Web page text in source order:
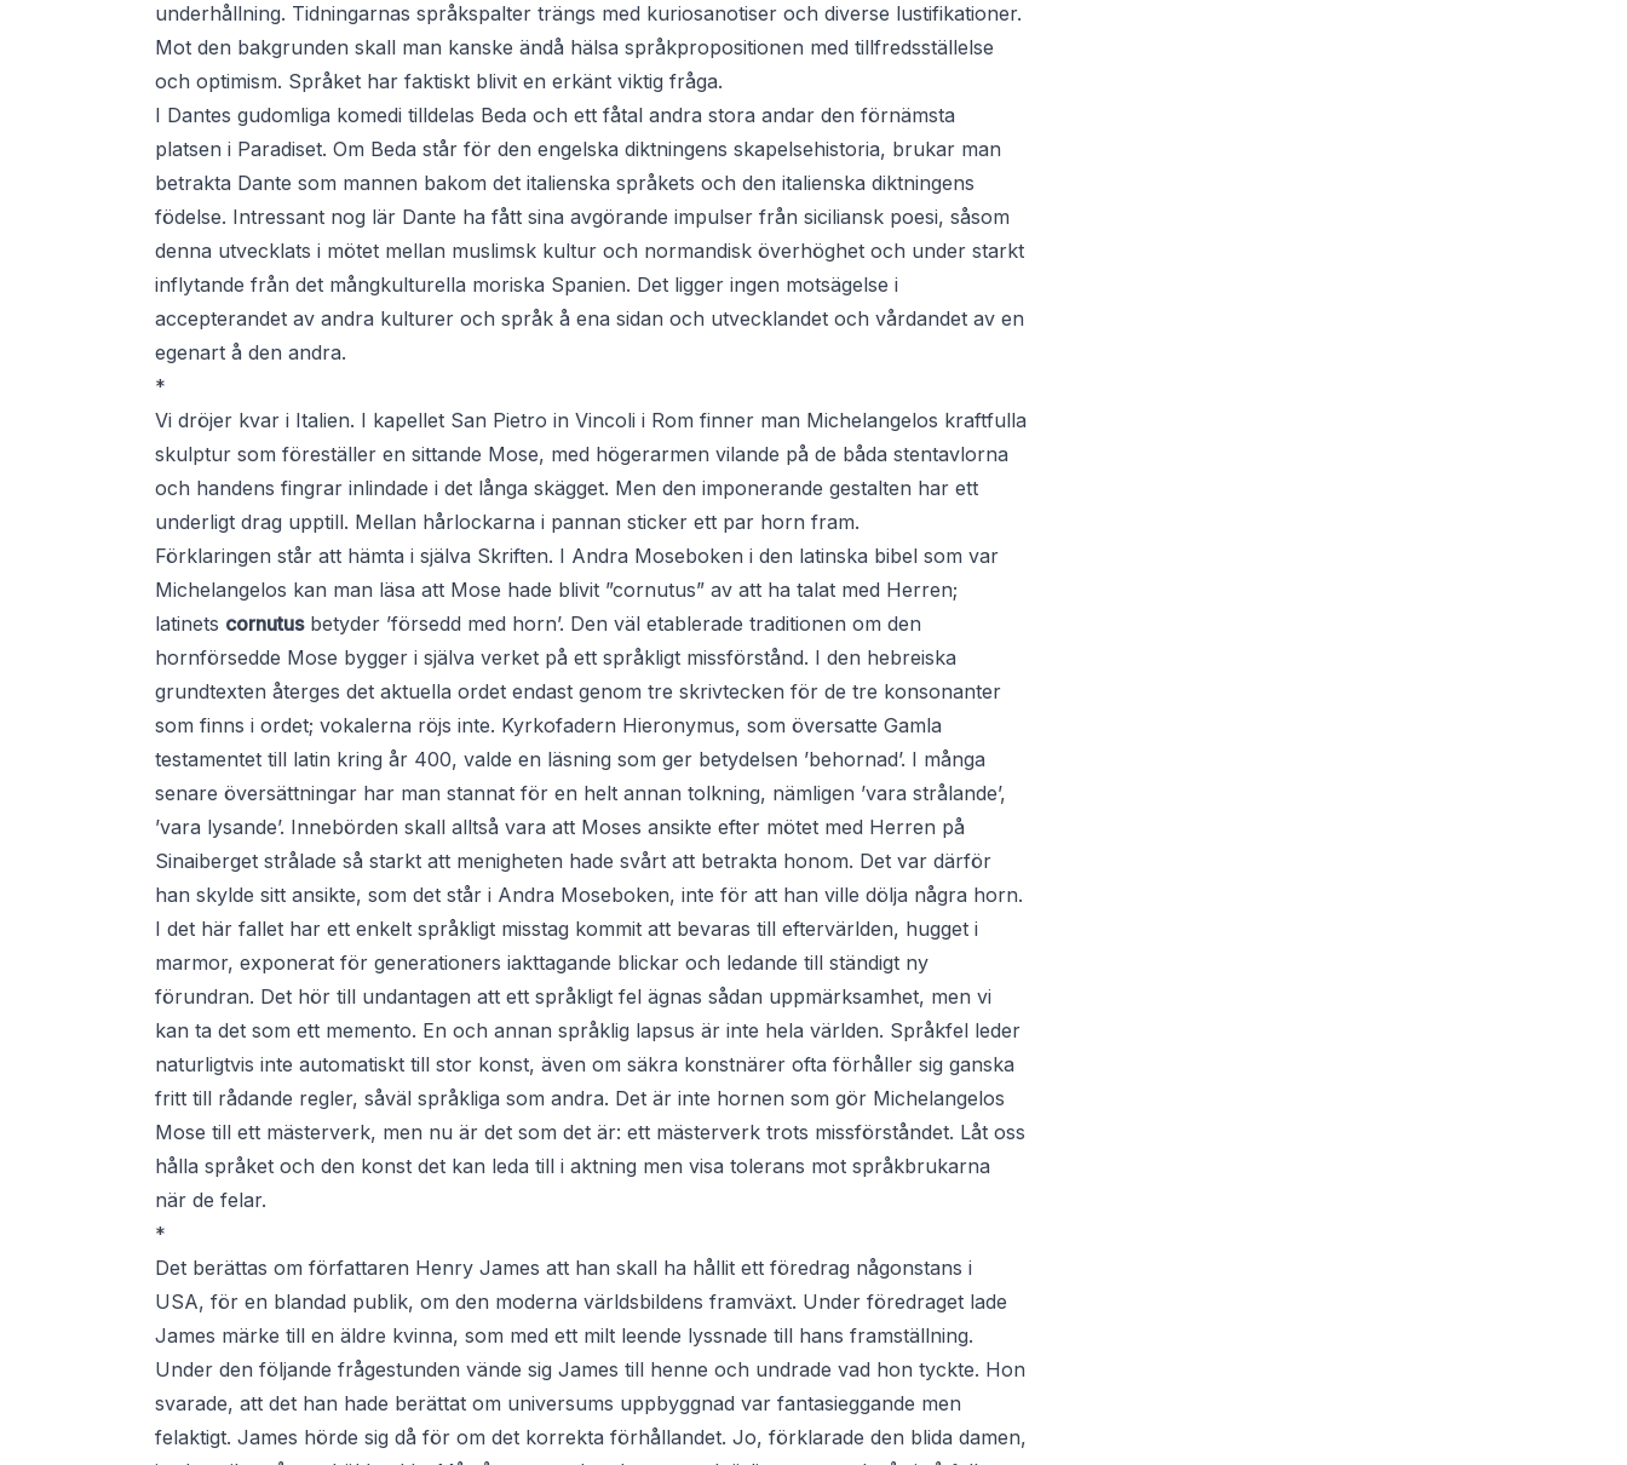
underhållning. Tidningarnas språkspalter trängs med kuriosanotiser och diverse lustifikationer.
Mot den bakgrunden skall man kanske ändå hälsa språkpropositionen med tillfredsställelse
och optimism. Språket har faktiskt blivit en erkänt viktig fråga.
I Dantes gudomliga komedi tilldelas Beda och ett fåtal andra stora andar den förnämsta
platsen i Paradiset. Om Beda står för den engelska diktningens skapelsehistoria, brukar man
betrakta Dante som mannen bakom det italienska språkets och den italienska diktningens
födelse. Intressant nog lär Dante ha fått sina avgörande impulser från siciliansk poesi, såsom
denna utvecklats i mötet mellan muslimsk kultur och normandisk överhöghet och under starkt
inflytande från det mångkulturella moriska Spanien. Det ligger ingen motsägelse i
accepterandet av andra kulturer och språk å ena sidan och utvecklandet och vårdandet av en
egenart å den andra.
*
Vi dröjer kvar i Italien. I kapellet San Pietro in Vincoli i Rom finner man Michelangelos kraftfulla
skulptur som föreställer en sittande Mose, med högerarmen vilande på de båda stentavlorna
och handens fingrar inlindade i det långa skägget. Men den imponerande gestalten har ett
underligt drag upptill. Mellan hårlockarna i pannan sticker ett par horn fram.
Förklaringen står att hämta i själva Skriften. I Andra Moseboken i den latinska bibel som var
Michelangelos kan man läsa att Mose hade blivit ”cornutus” av att ha talat med Herren;
latinets cornutusbetyder ’försedd med horn’. Den väl etablerade traditionen om den
hornförsedde Mose bygger i själva verket på ett språkligt missförstånd. I den hebreiska
grundtexten återges det aktuella ordet endast genom tre skrivtecken för de tre konsonanter
som finns i ordet; vokalerna röjs inte. Kyrkofadern Hieronymus, som översatte Gamla
testamentet till latin kring år 400, valde en läsning som ger betydelsen ’behornad’. I många
senare översättningar har man stannat för en helt annan tolkning, nämligen ’vara strålande’,
’vara lysande’. Innebörden skall alltså vara att Moses ansikte efter mötet med Herren på
Sinaiberget strålade så starkt att menigheten hade svårt att betrakta honom. Det var därför
han skylde sitt ansikte, som det står i Andra Moseboken, inte för att han ville dölja några horn.
I det här fallet har ett enkelt språkligt misstag kommit att bevaras till eftervärlden, hugget i
marmor, exponerat för generationers iakttagande blickar och ledande till ständigt ny
förundran. Det hör till undantagen att ett språkligt fel ägnas sådan uppmärksamhet, men vi
kan ta det som ett memento. En och annan språklig lapsus är inte hela världen. Språkfel leder
naturligtvis inte automatiskt till stor konst, även om säkra konstnärer ofta förhåller sig ganska
fritt till rådande regler, såväl språkliga som andra. Det är inte hornen som gör Michelangelos
Mose till ett mästerverk, men nu är det som det är: ett mästerverk trots missförståndet. Låt oss
hålla språket och den konst det kan leda till i aktning men visa tolerans mot språkbrukarna
när de felar.
*
Det berättas om författaren Henry James att han skall ha hållit ett föredrag någonstans i
USA, för en blandad publik, om den moderna världsbildens framväxt. Under föredraget lade
James märke till en äldre kvinna, som med ett milt leende lyssnade till hans framställning.
Under den följande frågestunden vände sig James till henne och undrade vad hon tyckte. Hon
svarade, att det han hade berättat om universums uppbyggnad var fantasieggande men
felaktigt. James hörde sig då för om det korrekta förhållandet. Jo, förklarade den blida damen,